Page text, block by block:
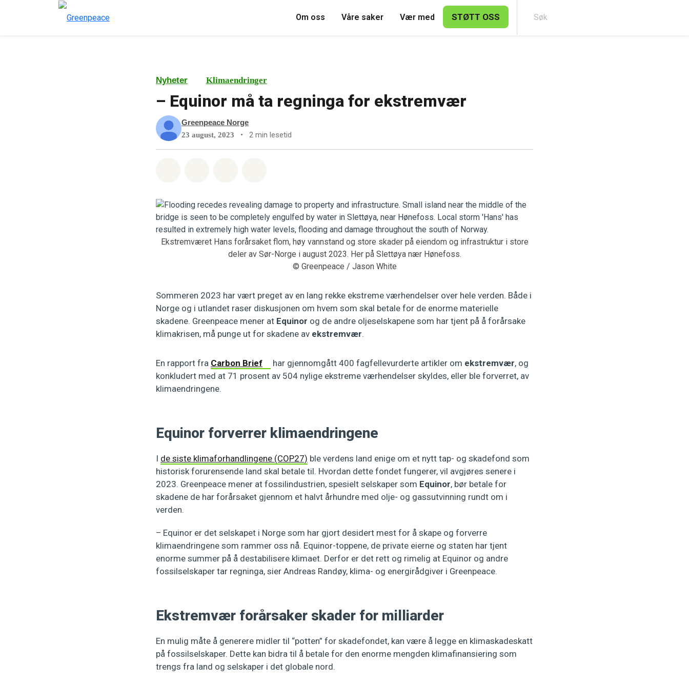
Om oss Våre saker Vær med STØTT OSS
Nyheter Klimaendringer
– Equinor må ta regninga for ekstremvær
Greenpeace Norge
23 august, 2023 • 2 min lesetid
Ekstremværet Hans forårsaket flom, høy vannstand og store skader på eiendom og infrastruktur i store
deler av Sør-Norge i august 2023. Her på Slettøya nær Hønefoss.
© Greenpeace / Jason White
Sommeren 2023 har vært preget av en lang rekke ekstreme værhendelser over hele verden. Både i
Norge og i utlandet raser diskusjonen om hvem som skal betale for de enorme materielle
skadene. Greenpeace mener at Equinor og de andre oljeselskapene som har tjent på å forårsake
klimakrisen, må punge ut for skadene av ekstremvær.
En rapport fra Carbon Brief har gjennomgått 400 fagfellevurderte artikler om ekstremvær, og
konkludert med at 71 prosent av 504 nylige ekstreme værhendelser skyldes, eller ble forverret, av
klimaendringene.
Equinor forverrer klimaendringene
I de siste klimaforhandlingene (COP27) ble verdens land enige om et nytt tap- og skadefond som
historisk forurensende land skal betale til. Hvordan dette fondet fungerer, vil avgjøres senere i
2023. Greenpeace mener at fossilindustrien, spesielt selskaper som Equinor, bør betale for
skadene de har forårsaket gjennom et halvt århundre med olje- og gassutvinning rundt om i
verden.
– Equinor er det selskapet i Norge som har gjort desidert mest for å skape og forverre
klimaendringene som rammer oss nå. Equinor-toppene, de private eierne og staten har tjent
enorme summer på å destabilisere klimaet. Derfor er det rett og rimelig at Equinor og andre
fossilselskaper tar regninga, sier Andreas Randøy, klima- og energirådgiver i Greenpeace.
Ekstremvær forårsaker skader for milliarder
En mulig måte å generere midler til “potten” for skadefondet, kan være å legge en klimaskadeskatt
på fossilselskaper. Dette kan bidra til å betale for den enorme mengden klimafinansiering som
trengs fra land og selskaper i det globale nord.